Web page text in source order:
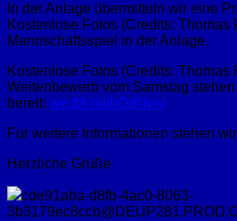
In der Anlage übermitteln wir eine
Kostenlose Fotos (Credits: Thomas
Mannschaftsspiel in der Anlage.
Kostenlose Fotos (Credits: Thomas
Weitenbewerb vom Samstag
bereit: we.tl/t-hlijbQdNwv
Für weitere Informationen stehen
Herzliche Grüße
cde91aba-d8fb-4ac0-8063-